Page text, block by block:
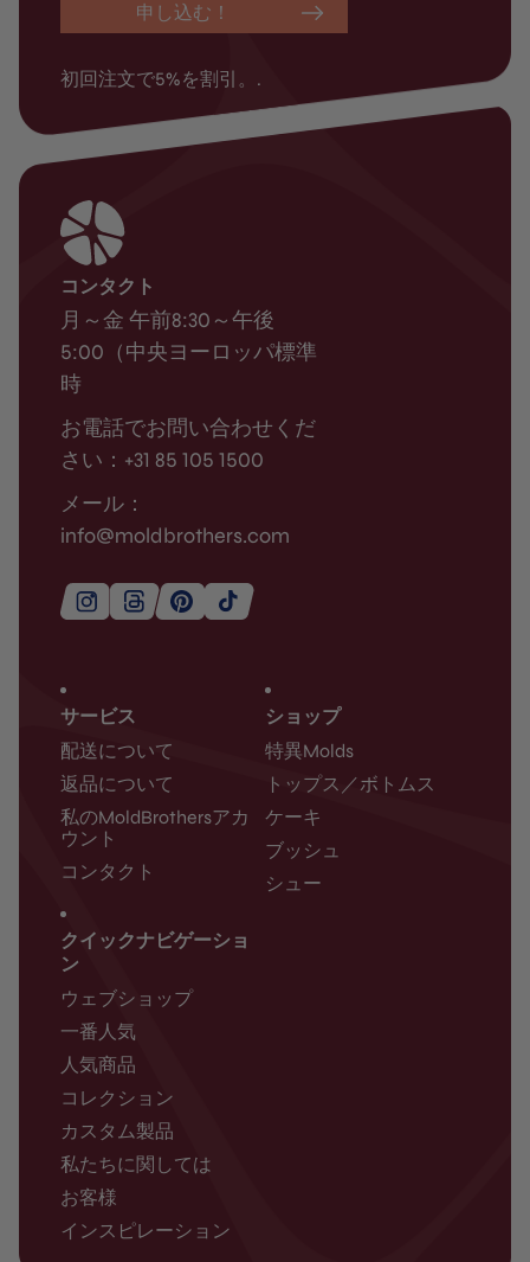
申し込む！
初回注文で5%を割引。.
サービス
配送について
返品について
私のMoldBrothersアカ
ウント
コンタクト
ショップ
特異Molds
トップス／ボトムス
ケーキ
ブッシュ
シュー
クイックナビゲーショ
ン
ウェブショップ
一番人気
人気商品
コレクション
カスタム製品
私たちに関しては
お客様
インスピレーション
コンタクト
月～金 午前8:30～午後
5:00（中央ヨーロッパ標準
時
お電話でお問い合わせくだ
さい：+31 85 105 1500
メール：
info@moldbrothers.com